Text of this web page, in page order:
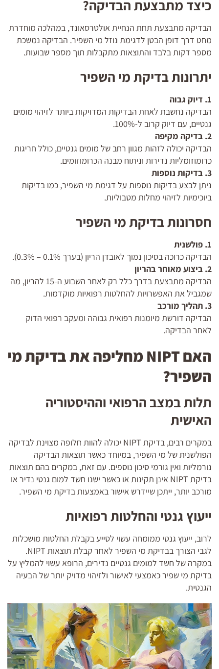
כיצד מתבצעת הבדיקה?
הבדיקה מתבצעת תחת הנחיית אולטרסאונד, במהלכה מוחדרת
מחט דרך דופן הבטן לדגימת נוזל מי השפיר. הבדיקה נמשכת
מספר דקות בלבד והתוצאות מתקבלות תוך מספר שבועות.
יתרונות בדיקת מי השפיר
1. דיוק גבוה
הבדיקה נחשבת לאחת הבדיקות המדויקות ביותר לזיהוי מומים
גנטיים, עם דיוק קרוב ל-100%.
2. בדיקה מקיפה
הבדיקה יכולה לזהות מגוון רחב של מומים גנטיים, כולל חריגות
כרומוזומליות נדירות וניתוח מבנה הכרומוזומים.
3. בדיקות נוספות
ניתן לבצע בדיקות נוספות על דגימת מי השפיר, כמו בדיקות
ביוכימיות לזיהוי מחלות מטבוליות.
חסרונות בדיקת מי השפיר
1. פולשנית
הבדיקה כרוכה בסיכון נמוך לאובדן הריון (בערך 0.1% – 0.3%).
2. ביצוע מאוחר בהריון
הבדיקה מתבצעת בדרך כלל רק לאחר השבוע ה-15 להריון, מה
שמגביל את האפשרויות להחלטות רפואיות מוקדמות.
3. תהליך מורכב
הבדיקה דורשת מיומנות רפואית גבוהה ומעקב רפואי הדוק
לאחר הבדיקה.
האם NIPT מחליפה את בדיקת מי
השפיר?
תלות במצב הרפואי וההיסטוריה
האישית
במקרים רבים, בדיקת NIPT יכולה להוות חלופה מצוינת לבדיקה
הפולשנית של מי השפיר, במיוחד כאשר תוצאות הבדיקה
נורמליות ואין גורמי סיכון נוספים. עם זאת, במקרים בהם תוצאות
בדיקת NIPT אינן תקינות או כאשר ישנו חשד למום גנטי נדיר או
מורכב יותר, ייתכן שיידרש אישור באמצעות בדיקת מי השפיר.
ייעוץ גנטי והחלטות רפואיות
לרוב, ייעוץ גנטי ממומחה עשוי לסייע בקבלת החלטות מושכלות
לגבי הצורך בבדיקת מי השפיר לאחר קבלת תוצאות NIPT.
במקרה של חשד למומים גנטיים נדירים, הרופא עשוי להמליץ על
בדיקת מי שפיר כאמצעי לאישור ולזיהוי מדויק יותר של הבעיה
הגנטית.